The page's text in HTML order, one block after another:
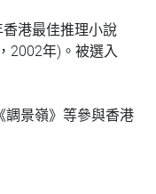
香港最佳推理小說
2002年)。被選入
調景嶺》等參與香港